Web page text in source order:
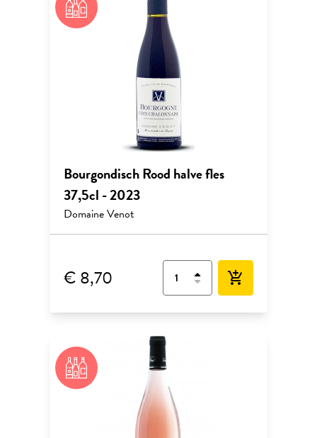
Bourgondisch Rood halve fles
37,5cl - 2023
Domaine Venot
€ 8,70 add_shopping_cart